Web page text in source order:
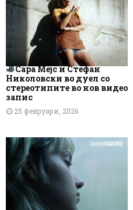
Сара Мејс и Стефан
Николовски во дуел со
стереотипите во нов видео
запис
25 февруари, 2026